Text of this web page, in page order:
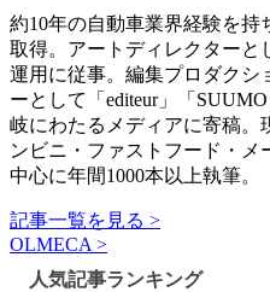
約10年の自動車業界経験を
取得。アートディレクターと
運用に従事。編集プロダクシ
ーとして「editeur」「
岐にわたるメディアに寄稿。
ンビニ・ファストフード・
中心に年間1000本以上執筆。
記事一覧を見る >
OLMECA >
人気記事ランキング